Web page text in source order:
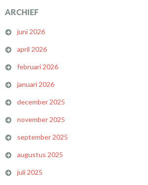
ARCHIEF
juni 2026
april 2026
februari 2026
januari 2026
december 2025
november 2025
september 2025
augustus 2025
juli 2025